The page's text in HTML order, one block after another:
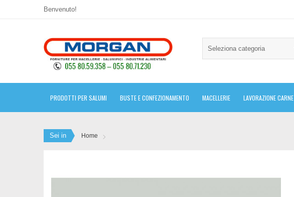
Benvenuto!
Seleziona categoria
PRODOTTI PER SALUMI BUSTE E CONFEZIONAMENTO MACELLERIE LAVORAZIONE CARNE
Sei in Home